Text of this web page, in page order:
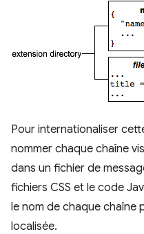
Pour internationaliser
nommer chaque chaîne
dans un fichier de
fichiers CSS et le code
le nom de chaque chaîne
localisée.